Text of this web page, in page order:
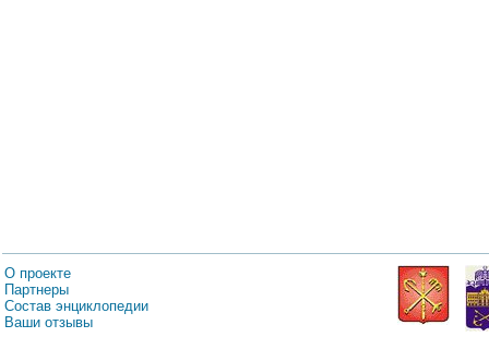
О проекте
Партнеры
Состав энциклопедии
Ваши отзывы